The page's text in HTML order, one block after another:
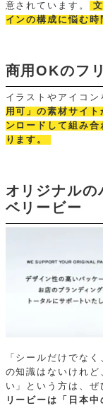
意されています。
インの構成に悩む時
商用OKのフ
イラストやアイコン
用可」の素材サイ
ンロードして組み
ります。
オリジナルの
ベリービー
「シールだけでな
の知識はないけれ
い」という方は、ぜ
リービーは「日本